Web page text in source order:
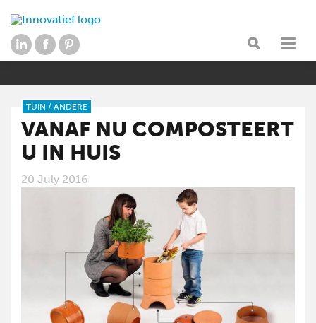
TUIN / ANDERE
VANAF NU COMPOSTEERT
U IN HUIS
20 July 2016